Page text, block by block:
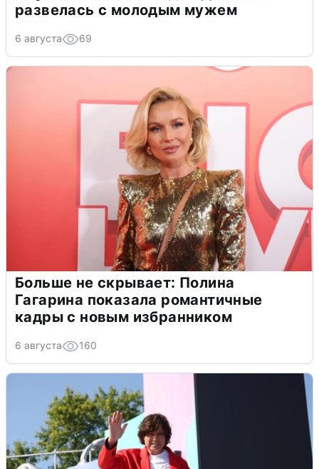
развелась с молодым мужем
6 августа 69
Больше не скрывает: Полина
Гагарина показала романтичные
кадры с новым избранником
6 августа 160